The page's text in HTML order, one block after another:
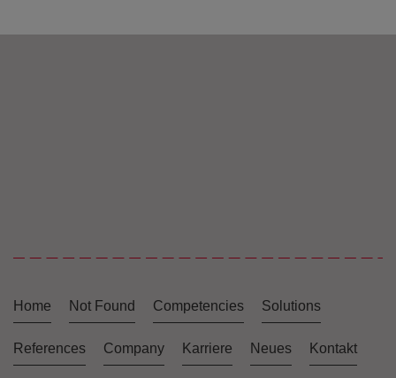
Home Not Found Competencies Solutions
References Company Karriere Neues Kontakt